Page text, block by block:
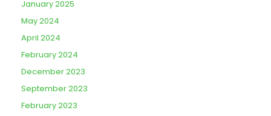
January 2025
May 2024
April 2024
February 2024
December 2023
September 2023
February 2023